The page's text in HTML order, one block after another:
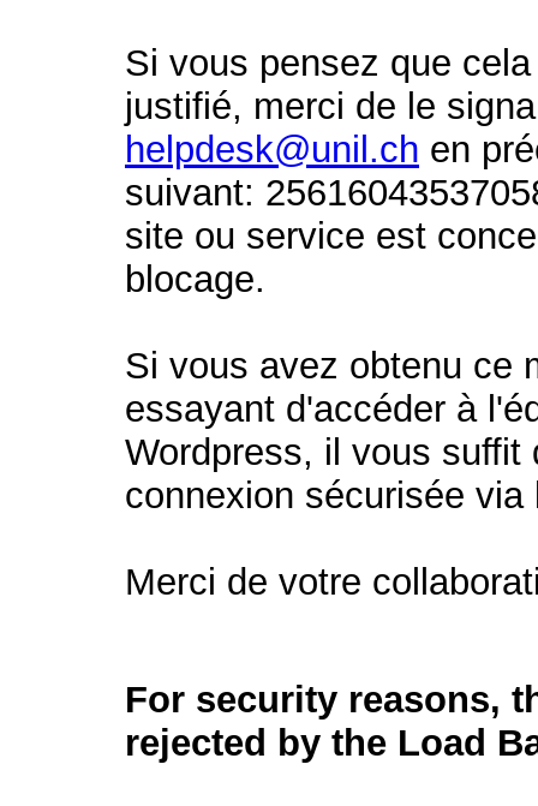
Si vous pensez que
justifié, merci de le
helpdesk@unil.ch en
suivant:
site ou service est
blocage.
Si vous avez obtenu ce
essayant d'accéder à
Wordpress, il vous suffit
connexion sécurisée
Merci de votre
For security reasons,
rejected by the Load